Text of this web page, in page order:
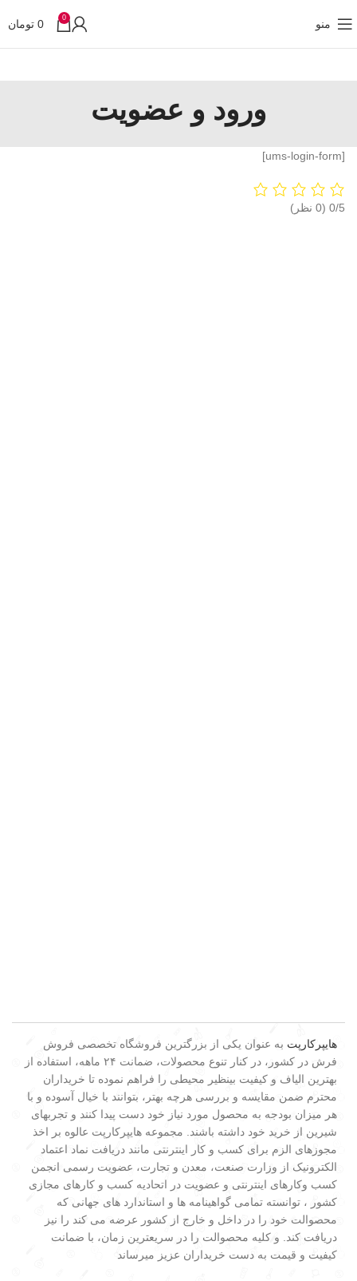
منو 0
0 تومان
ورود و عضویت
[ums-login-form]
‫0/5
هایپرکارپت به عنوان یکی از بزرگترین فروشگاه تخصصی فروش
فرش در کشور، در کنار تنوع محصولات، ضمانت ۲۴ ماهه، استفاده از
بهترین الیاف و کیفیت بینظیر محیطی را فراهم نموده تا خریداران
محترم ضمن مقایسه و بررسی هرچه بهتر، بتوانند با خیال آسوده و با
هر میزان بودجه به محصول مورد نیاز خود دست پیدا کنند و تجربهای
شیرین از خرید خود داشته باشند. مجموعه هایپرکارپت عالوه بر اخذ
مجوزهای الزم برای کسب و کار اینترنتی مانند دریافت نماد اعتماد
الکترونیک از وزارت صنعت، معدن و تجارت، عضویت رسمی انجمن
کسب وکارهای اینترنتی و عضویت در اتحادیه کسب و کارهای مجازی
کشور ، توانسته تمامی گواهینامه ها و استاندارد های جهانی که
محصوالت خود را در داخل و خارج از کشور عرضه می کند را نیز
دریافت کند. و کلیه محصوالت را در سریعترین زمان، با ضمانت
کیفیت و قیمت به دست خریداران عزیز میرساند